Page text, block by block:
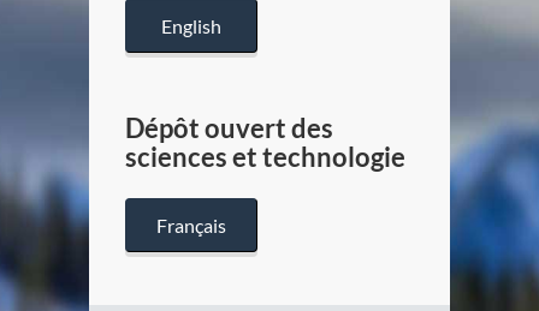
English
Dépôt ouvert des
sciences et technologie
Français